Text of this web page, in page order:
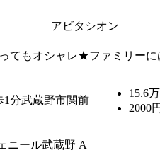
アビタシオン
てもオシャレ★ファミリーに
1分武蔵野市関前
15.6
2000円
ニール武蔵野 A